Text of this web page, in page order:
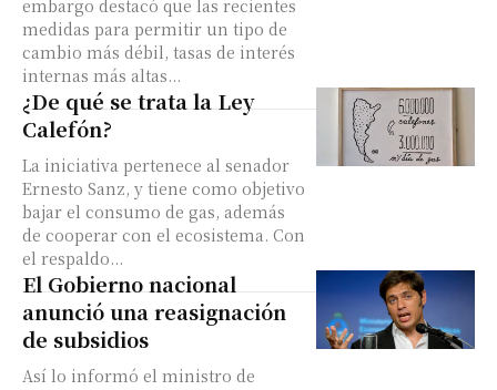
embargo destacó que las recientes
medidas para permitir un tipo de
cambio más débil, tasas de interés
internas más altas...
¿De qué se trata la Ley
Calefón?
La iniciativa pertenece al senador
Ernesto Sanz, y tiene como objetivo
bajar el consumo de gas, además
de cooperar con el ecosistema. Con
el respaldo...
El Gobierno nacional
anunció una reasignación
de subsidios
Así lo informó el ministro de